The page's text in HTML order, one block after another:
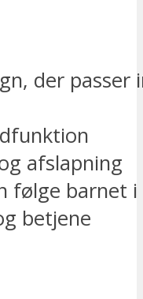
der passer
afslapning
følge barnet
betjene